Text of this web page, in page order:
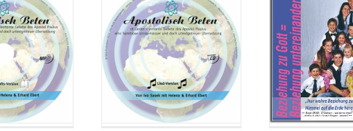
31. 11_Vollendet in Ihm
32. 12_Vollendet in Ihm
33. 13_Vollendet in Ihm
34. 14_Vollendet in Ihm
35. 15_Vollendet in Ihm
36. 16_Prozess der vierfachen Erlösung